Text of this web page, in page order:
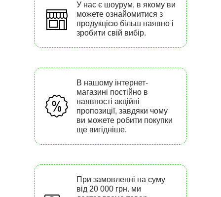
У нас є шоурум, в якому ви
можете ознайомитися з
продукцією більш наявно і
зробити свій вибір.
В нашому інтернет-
магазині постійно в
наявності акційні
пропозиції, завдяки чому
ви можете робити покупки
ще вигідніше.
При замовленні на суму
від 20 000 грн. ми